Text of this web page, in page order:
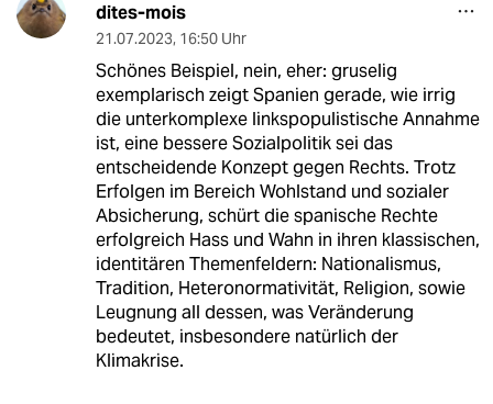
dites-mois
21.07.2023, 16:50 Uhr
Schönes Beispiel, nein, eher: gruselig
exemplarisch zeigt Spanien gerade, wie irrig
die unterkomplexe linkspopulistische Annahme
ist, eine bessere Sozialpolitik sei das
entscheidende Konzept gegen Rechts. Trotz
Erfolgen im Bereich Wohlstand und sozialer
Absicherung, schürt die spanische Rechte
erfolgreich Hass und Wahn in ihren klassischen,
identitären Themenfeldern: Nationalismus,
Tradition, Heteronormativität, Religion, sowie
Leugnung all dessen, was Veränderung
bedeutet, insbesondere natürlich der
Klimakrise.